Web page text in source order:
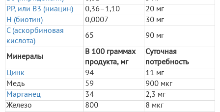
РР, или В3 (ниацин)
0,36–1,10
20 мг
Н (биотин)
0,0007
30 мг
С (аскорбиновая
кислота)
65 90 мг
Минералы
В 100 граммах
продукта, мг
Суточная
потребность
Цинк
94
11 мг
Медь
59
900 мкг
Марганец
34
2,3 мг
Железо
800
8 мкг